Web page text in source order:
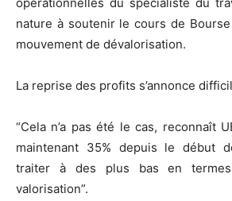
nature à soutenir le cours de
mouvement de dévalorisation.
La reprise des profits s’annonce
“Cela n’a pas été le cas, reconnaît
maintenant 35% depuis le début
traiter à des plus bas en
valorisation”.